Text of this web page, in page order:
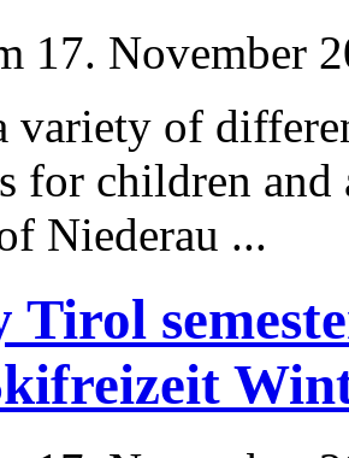
17. November
variety of
for children
Niederau ...
Tirol